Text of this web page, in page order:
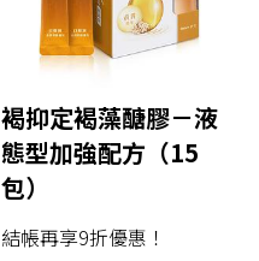
褐抑定褐藻醣膠－液
態型加強配方（15
包）
結帳再享9折優惠！